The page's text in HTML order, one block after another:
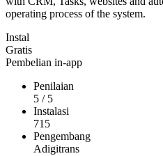
operating process of the system.
Instal
Gratis
Pembelian in-app
Penilaian
5 / 5
Instalasi
715
Pengembang
Adigitrans